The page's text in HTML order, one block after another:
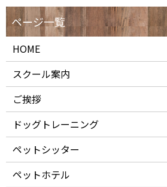
HOME
スクール案内
ご挨拶
ドッグトレーニング
ペットシッター
ペットホテル